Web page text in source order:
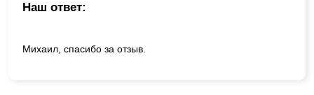
Наш ответ:
Михаил, спасибо за отзыв.